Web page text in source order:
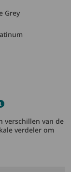
Grey
Color
verschillen van de
verdeler om